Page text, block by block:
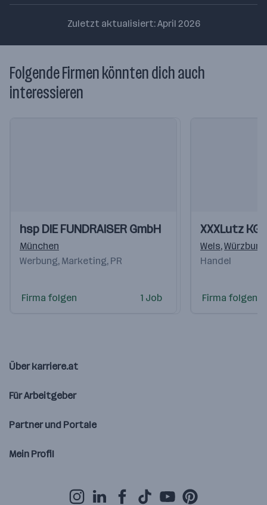
Zuletzt aktualisiert: April 2026
Folgende Firmen könnten dich auch
interessieren
Videos
Einblicke
Einblicke
hsp DIE FUNDRAISER GmbH
München
Werbung, Marketing, PR
Firma folgen 1 Job
Videos
Einblicke
Einblicke
XXXLutz KG
Wels,Würzburg
Handel
Firma folgen
Über karriere.at
Für Arbeitgeber
Partner und Portale
Mein Profil